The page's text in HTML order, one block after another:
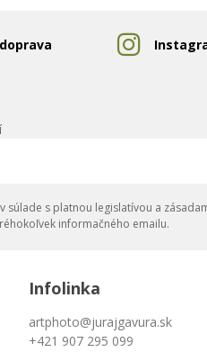
s platnou legislatívou a
informačného emailu.
Infolinka
artphoto@jurajgavura.sk
+421 907 295 099